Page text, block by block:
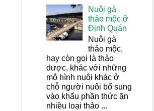
Nuôi gà
thảo mộc ở
Định Quán
Nuôi gà
thảo mộc,
hay còn gọi là thảo
dược, khác với những
mô hình nuôi khác ở
chỗ người nuôi bổ sung
vào khẩu phần thức ăn
nhiều loại thảo ...